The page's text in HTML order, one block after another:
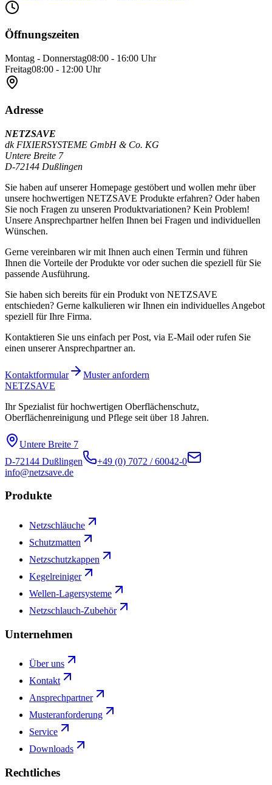
Öffnungszeiten
Montag - Donnerstag08:00 - 16:00 Uhr
Freitag08:00 - 12:00 Uhr
Adresse
NETZSAVE
dk FIXIERSYSTEME GmbH & Co. KG
Untere Breite 7
D-72144 Dußlingen
Sie haben auf unserer Homepage gestöbert und wollen mehr über
unsere hochwertigen NETZSAVE Produkte erfahren? Oder haben
Sie noch Fragen zu unseren Produktvariationen? Kein Problem!
Unsere Ansprechpartner helfen Ihnen bei Fragen und individuellen
Wünschen.
Gerne vereinbaren wir mit Ihnen auch einen Termin und führen
Ihnen die Vorteile der Produkte vor oder suchen die speziell für Sie
passende Ausführung.
Sie haben sich bereits für ein Produkt von NETZSAVE
entschieden? Gerne kalkulieren wir Ihnen ein individuelles Angebot
speziell für Ihre Firma.
Kontaktieren Sie uns einfach per Post, via E-Mail oder rufen Sie
einen unserer Ansprechpartner an.
Kontaktformular
Muster anfordern
NETZSAVE
Ihr Spezialist für hochwertigen Oberflächenschutz,
Oberflächenreinigung und Pflege seit über 18 Jahren.
Untere Breite 7
D-72144 Dußlingen
+49 (0) 7072 / 60042-0
info@netzsave.de
Produkte
Netzschläuche
Schutzmatten
Netzschutzkappen
Kegelreiniger
Wellen-Lagersysteme
Netzschlauch-Zubehör
Unternehmen
Über uns
Kontakt
Ansprechpartner
Musteranforderung
Service
Downloads
Rechtliches